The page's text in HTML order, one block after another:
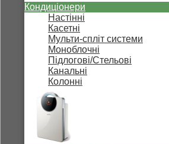
Кондиціонери
Настінні
Касетні
Мульти-спліт системи
Моноблочні
Підлогові/Стельові
Канальні
Колонні